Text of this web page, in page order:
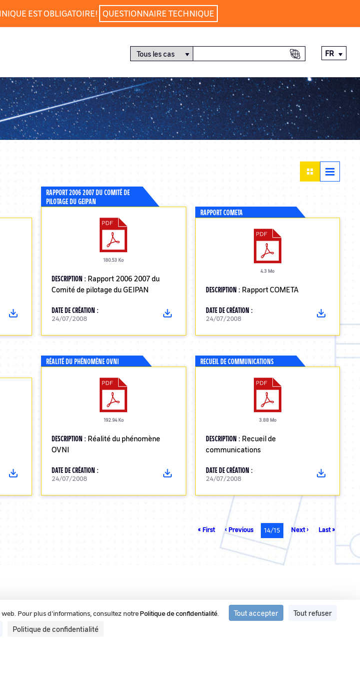
web. Pour plus d'informations, consultez notrePolitique de confidentialité Tout accepter
Tout refuser
Politique de confidentialité
EST OBLIGATOIRE! QUESTIONNAIRE TECHNIQUE
FR
RAPPORT 2006 2007 DU COMITÉ DE
PILOTAGE DU GEIPAN
180.53 Ko
DESCRIPTION : Rapport 2006 2007 du
Comité de pilotage du GEIPAN
DATE DE CRÉATION :
24/07/2008
RAPPORT COMETA
4.3 Mo
DESCRIPTION : Rapport COMETA
DATE DE CRÉATION :
24/07/2008
RÉALITÉ DU PHÉNOMÈNE OVNI
192.94 Ko
DESCRIPTION : Réalité du phénomène
OVNI
DATE DE CRÉATION :
24/07/2008
RECUEIL DE COMMUNICATIONS
3.88 Mo
DESCRIPTION : Recueil de
communications
DATE DE CRÉATION :
24/07/2008
Première
« First
Page
précédente
‹ Previous
Page
courante
14/15
Page
suivante
Next ›
Dernière
Last »